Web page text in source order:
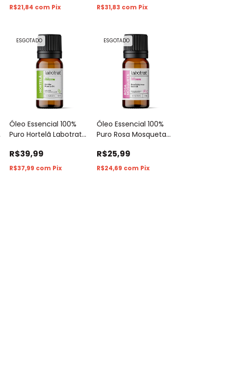
R$21,84 com Pix R$31,83 com Pix
ESGOTADO
Óleo Essencial 100%
Puro Hortelã Labotrat
R$39,99
R$37,99 com Pix
ESGOTADO
Óleo Essencial 100%
Puro Rosa Mosqueta
R$25,99
R$24,69 com Pix